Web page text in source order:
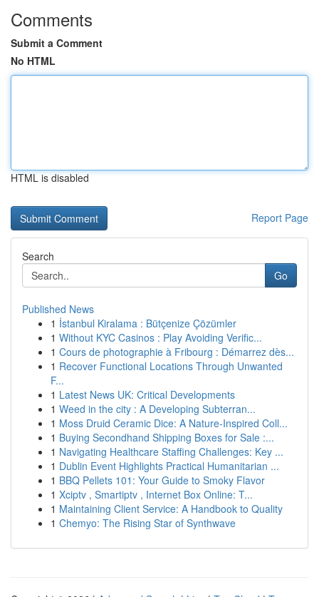
Comments
Submit a Comment
No HTML
HTML is disabled
Report Page
Search
Go
Published News
1 İstanbul Kiralama : Bütçenize Çözümler
1 Without KYC Casinos : Play Avoiding Verific...
1 Cours de photographie à Fribourg : Démarrez dès...
1 Recover Functional Locations Through Unwanted
F...
1 Latest News UK: Critical Developments
1 Weed in the city : A Developing Subterran...
1 Moss Druid Ceramic Dice: A Nature-Inspired Coll...
1 Buying Secondhand Shipping Boxes for Sale :...
1 Navigating Healthcare Staffing Challenges: Key ...
1 Dublin Event Highlights Practical Humanitarian ...
1 BBQ Pellets 101: Your Guide to Smoky Flavor
1 Xciptv , Smartiptv , Internet Box Online: T...
1 Maintaining Client Service: A Handbook to Quality
1 Chemyo: The Rising Star of Synthwave